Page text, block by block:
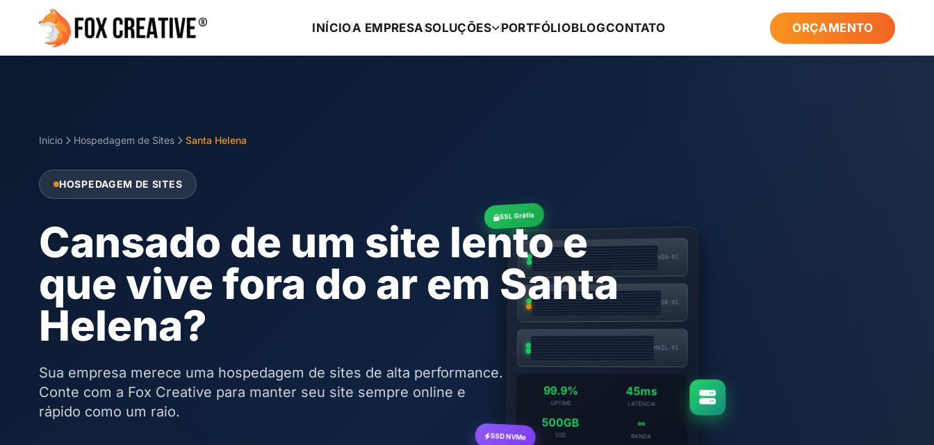
INÍCIOA EMPRESASOLUÇÕES PORTFÓLIOBLOGCONTATO ORÇAMENTO
Início Hospedagem de Sites Santa Helena
HOSPEDAGEM DE SITES
Cansado de um site lento e
que vive fora do ar em Santa
Helena?
Sua empresa merece uma hospedagem de sites de alta performance.
Conte com a Fox Creative para manter seu site sempre online e
rápido como um raio.
SSL Grátis
SSD NVMe
WEB-01
DB-01
MAIL-01
99.9%
UPTIME
45ms
LATÊNCIA
500GB
SSD
∞
BANDA